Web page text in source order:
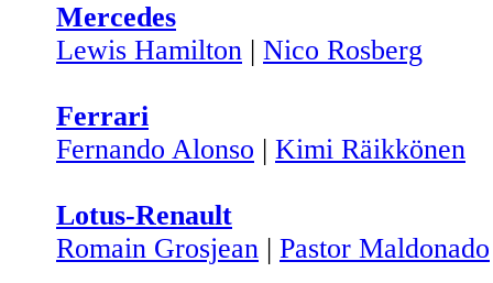
Mercedes
Lewis Hamilton | Nico Rosberg
Ferrari
Fernando Alonso | Kimi Räikkönen
Lotus-Renault
Romain Grosjean | Pastor Maldonado